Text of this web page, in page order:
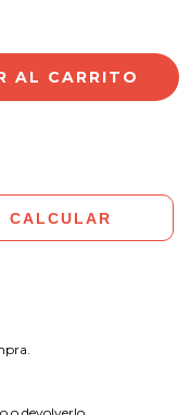
CALCULAR